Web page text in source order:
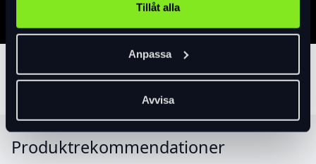
Tillåt alla
Anpassa
Avvisa
Tillbehör
Produktrekommendationer